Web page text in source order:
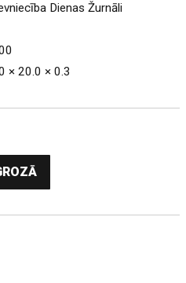
Dienas Žurnāli
× 20.0 × 0.3